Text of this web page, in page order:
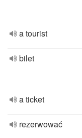
a tourist
bilet
a ticket
rezerwować